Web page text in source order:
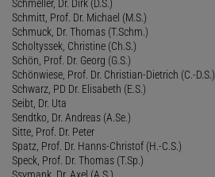
Schmeller, Dr. Dirk (D.S.)
Schmitt, Prof. Dr. Michael (M.S.)
Schmuck, Dr. Thomas (T.Schm.)
Scholtyssek, Christine (Ch.S.)
Schön, Prof. Dr. Georg (G.S.)
Schönwiese, Prof. Dr. Christian-Dietrich (C.-D.S.)
Schwarz, PD Dr. Elisabeth (E.S.)
Seibt, Dr. Uta
Sendtko, Dr. Andreas (A.Se.)
Sitte, Prof. Dr. Peter
Spatz, Prof. Dr. Hanns-Christof (H.-C.S.)
Speck, Prof. Dr. Thomas (T.Sp.)
Ssymank, Dr. Axel (A.S.)